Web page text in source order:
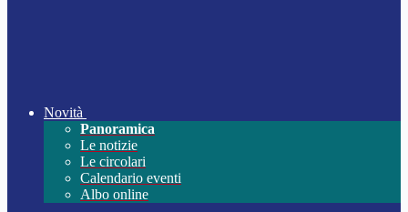
Novità
Panoramica
Le notizie
Le circolari
Calendario eventi
Albo online